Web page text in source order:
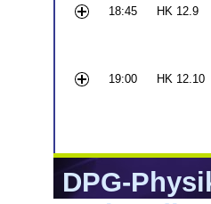
18:45 HK 12.9
19:00 HK 12.10
DPG-